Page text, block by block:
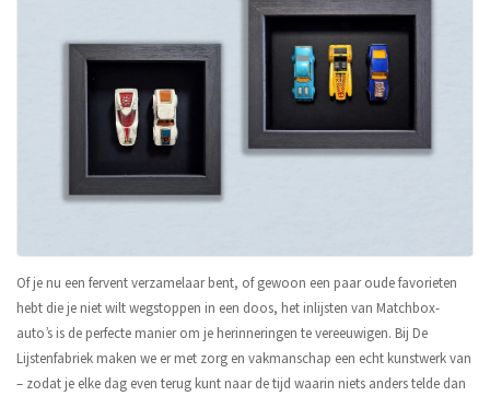
Of je nu een fervent verzamelaar bent, of gewoon een paar oude favorieten
hebt die je niet wilt wegstoppen in een doos, het inlijsten van Matchbox-
auto’s is de perfecte manier om je herinneringen te vereeuwigen. Bij De
Lijstenfabriek maken we er met zorg en vakmanschap een echt kunstwerk van
– zodat je elke dag even terug kunt naar de tijd waarin niets anders telde dan